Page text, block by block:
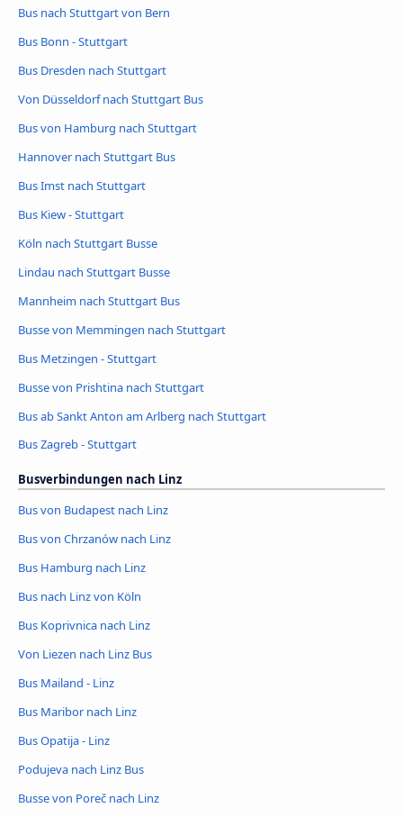
Bus nach Stuttgart von Bern
Bus Bonn - Stuttgart
Bus Dresden nach Stuttgart
Von Düsseldorf nach Stuttgart Bus
Bus von Hamburg nach Stuttgart
Hannover nach Stuttgart Bus
Bus Imst nach Stuttgart
Bus Kiew - Stuttgart
Köln nach Stuttgart Busse
Lindau nach Stuttgart Busse
Mannheim nach Stuttgart Bus
Busse von Memmingen nach Stuttgart
Bus Metzingen - Stuttgart
Busse von Prishtina nach Stuttgart
Bus ab Sankt Anton am Arlberg nach Stuttgart
Bus Zagreb - Stuttgart
Busverbindungen nach Linz
Bus von Budapest nach Linz
Bus von Chrzanów nach Linz
Bus Hamburg nach Linz
Bus nach Linz von Köln
Bus Koprivnica nach Linz
Von Liezen nach Linz Bus
Bus Mailand - Linz
Bus Maribor nach Linz
Bus Opatija - Linz
Podujeva nach Linz Bus
Busse von Poreč nach Linz